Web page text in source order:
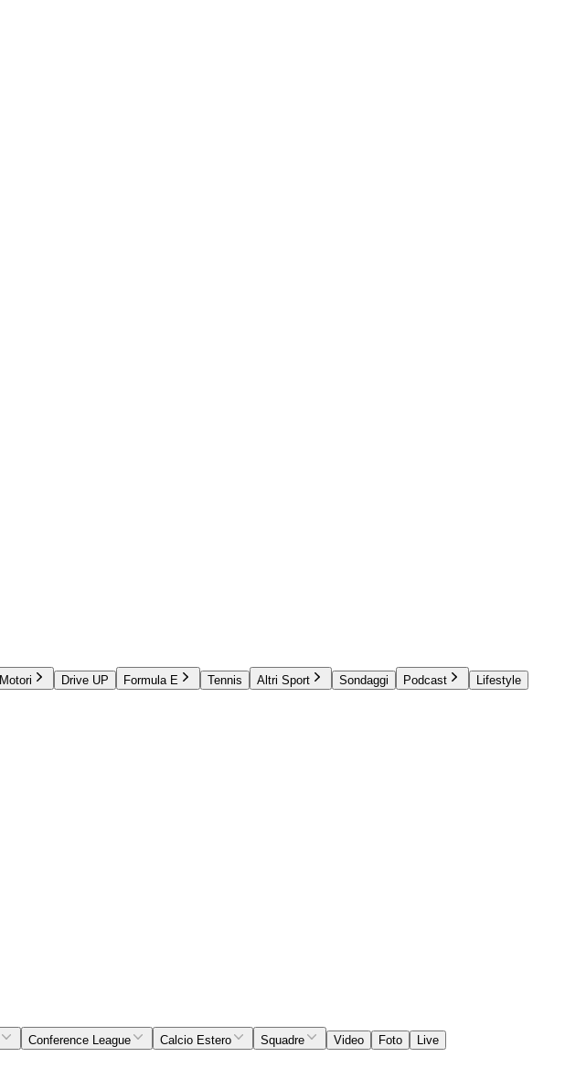
Motori Drive UP Formula E Tennis Altri Sport Sondaggi Podcast
Lifestyle
Conference League Calcio Estero Squadre Video Foto
Live